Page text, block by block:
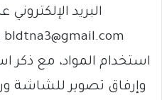
البريد الإلكتروني
استخدام المواد، مع
وإرفاق تصوير للشاشة